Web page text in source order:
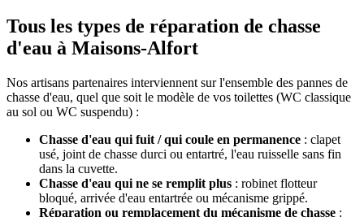
Tous les types de réparation de chasse
d'eau à Maisons-Alfort
Nos artisans partenaires interviennent sur l'ensemble des pannes de
chasse d'eau, quel que soit le modèle de vos toilettes (WC classique
au sol ou WC suspendu) :
Chasse d'eau qui fuit / qui coule en permanence : clapet
usé, joint de chasse durci ou entartré, l'eau ruisselle sans fin
dans la cuvette.
Chasse d'eau qui ne se remplit plus : robinet flotteur
bloqué, arrivée d'eau entartrée ou mécanisme grippé.
Réparation ou remplacement du mécanisme de chasse :